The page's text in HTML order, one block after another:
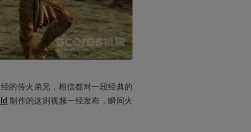
的传火弟兄，相信都对一段经典的
制作的这则视频一经发布，瞬间火